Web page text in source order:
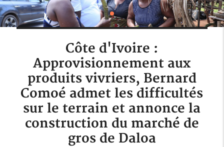
Côte d'Ivoire :
Approvisionnement aux
produits vivriers, Bernard
Comoé admet les difficultés
sur le terrain et annonce la
construction du marché de
gros de Daloa